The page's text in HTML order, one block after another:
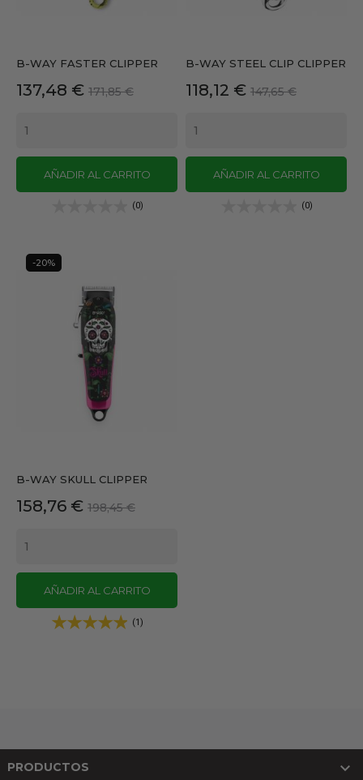
B-WAY FASTER CLIPPER
Precio
137,48 € Precio
171,85 €
AÑADIR AL CARRITO
(0)
B-WAY STEEL CLIP CLIPPER
Precio
118,12 € Precio
147,65 €
AÑADIR AL CARRITO
(0)
B-WAY SKULL CLIPPER
Precio
158,76 € Precio
198,45 €
AÑADIR AL CARRITO
(1)
-20%
PRODUCTOS 